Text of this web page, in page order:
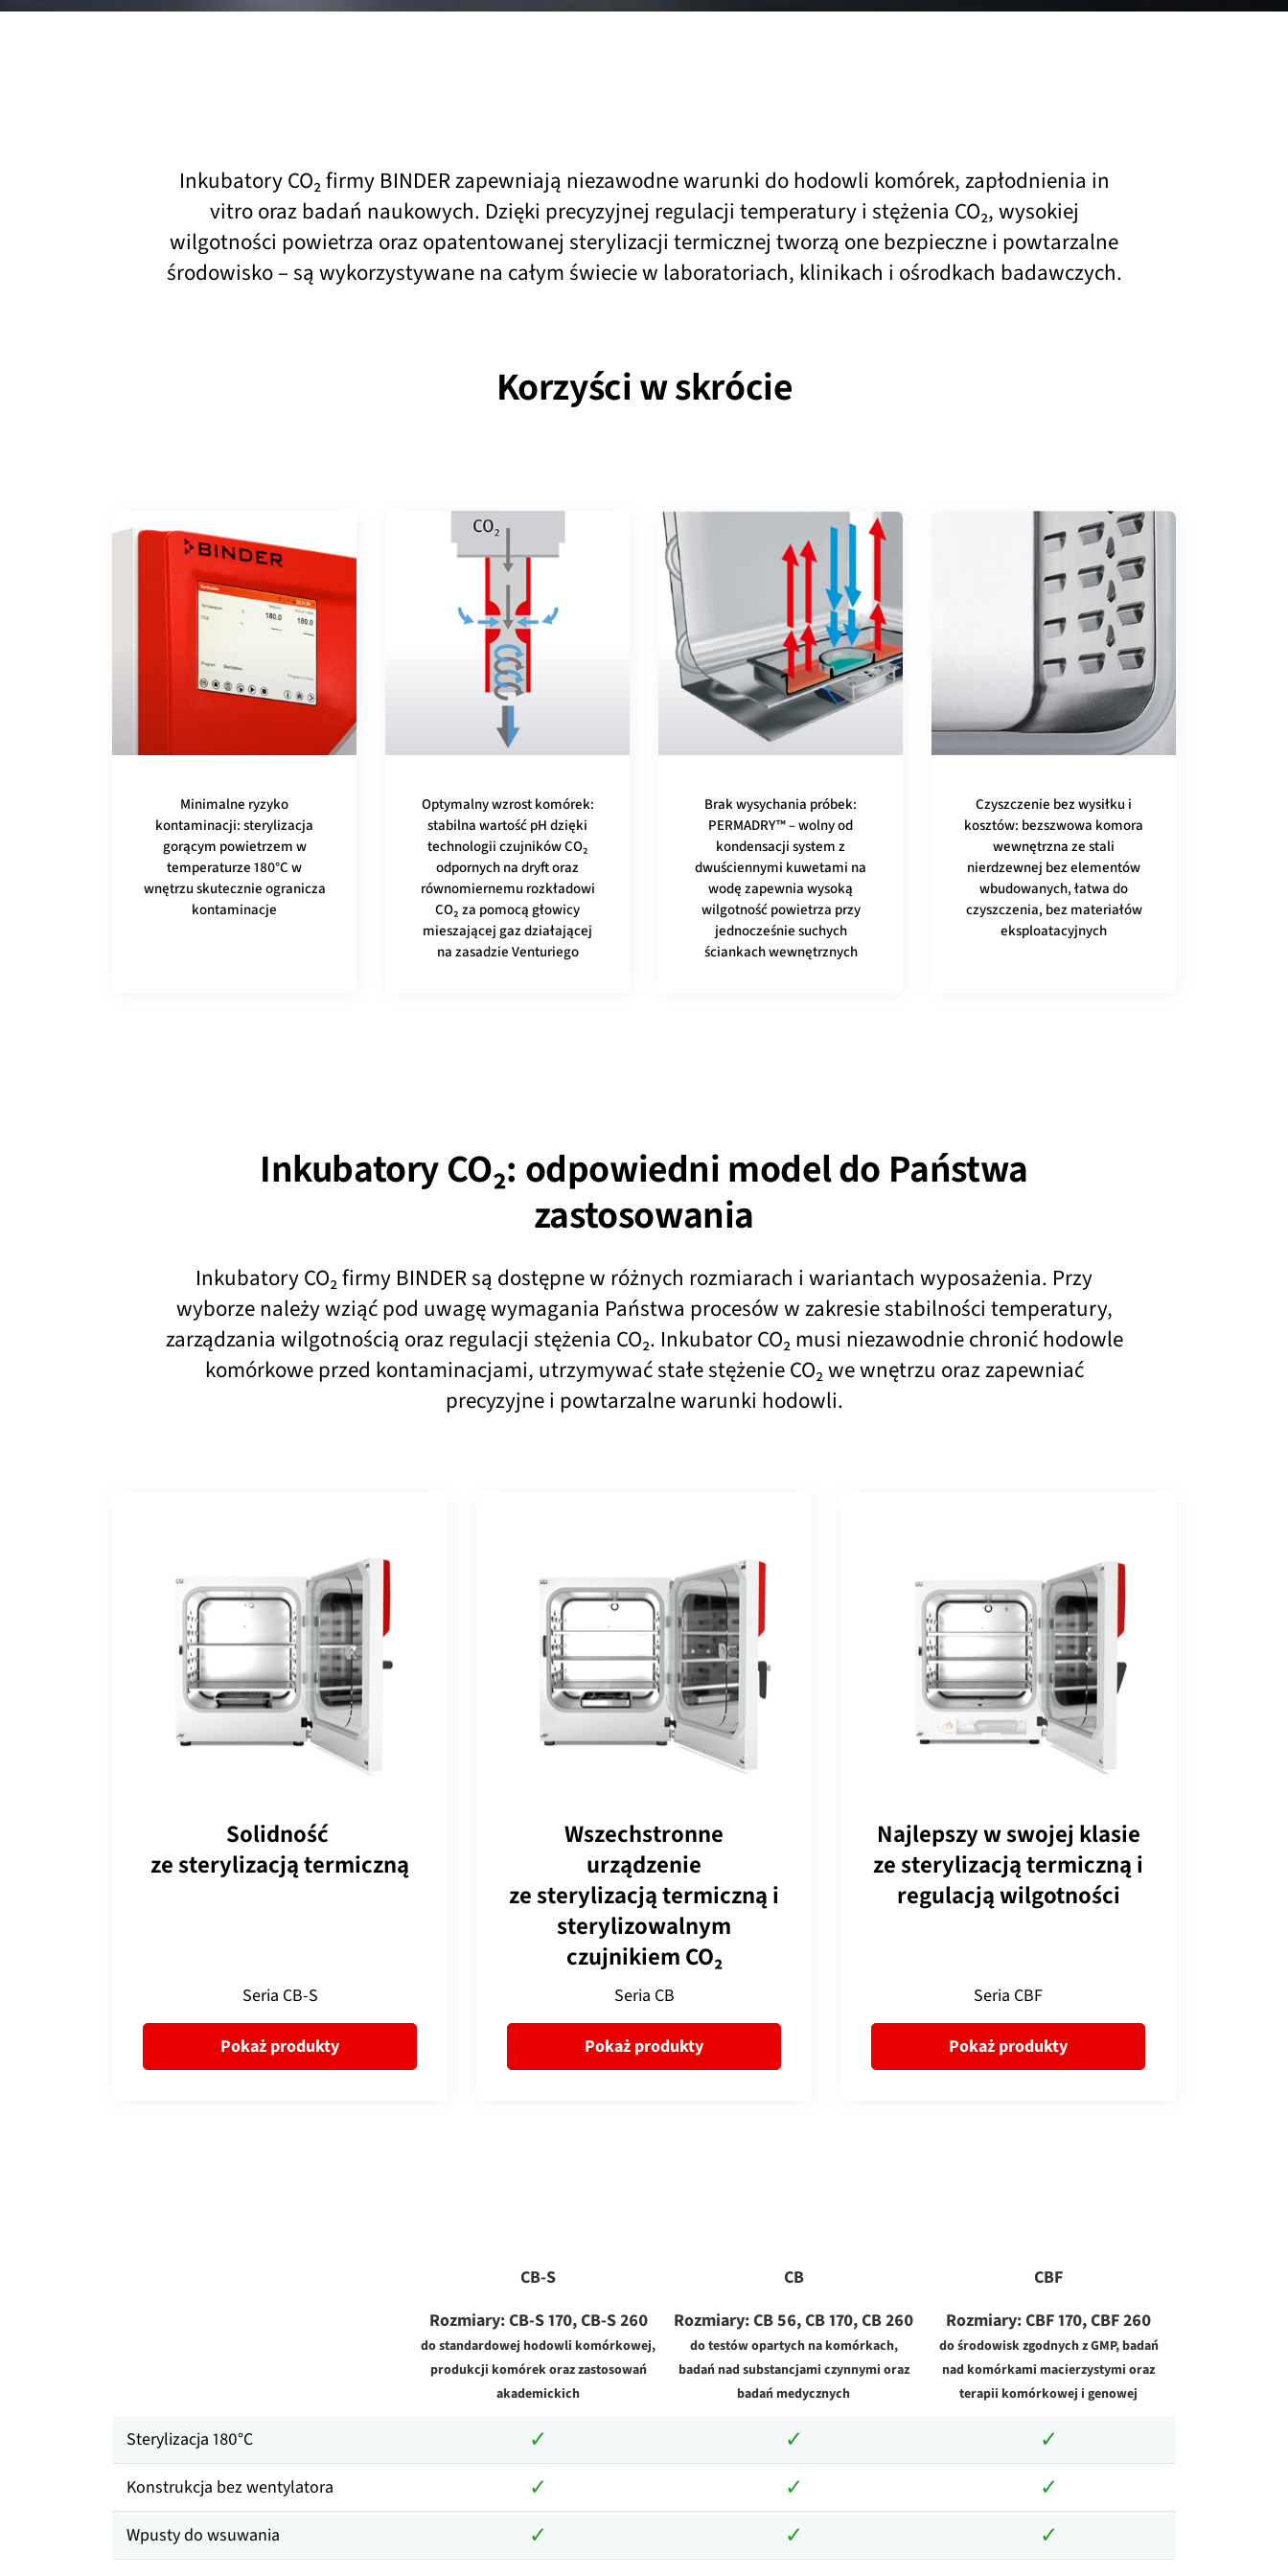
Inkubatory CO₂ firmy BINDER zapewniają niezawodne warunki do hodowli komórek, zapłodnienia in
vitro oraz badań naukowych. Dzięki precyzyjnej regulacji temperatury i stężenia CO₂, wysokiej
wilgotności powietrza oraz opatentowanej sterylizacji termicznej tworzą one bezpieczne i powtarzalne
środowisko – są wykorzystywane na całym świecie w laboratoriach, klinikach i ośrodkach badawczych.
Korzyści w skrócie
Minimalne ryzyko
kontaminacji: sterylizacja
gorącym powietrzem w
temperaturze 180°C w
wnętrzu skutecznie ogranicza
kontaminacje
Optymalny wzrost komórek:
stabilna wartość pH dzięki
technologii czujników CO₂
odpornych na dryft oraz
równomiernemu rozkładowi
CO₂ za pomocą głowicy
mieszającej gaz działającej
na zasadzie Venturiego
Brak wysychania próbek:
PERMADRY™ – wolny od
kondensacji system z
dwuściennymi kuwetami na
wodę zapewnia wysoką
wilgotność powietrza przy
jednocześnie suchych
ściankach wewnętrznych
Czyszczenie bez wysiłku i
kosztów: bezszwowa komora
wewnętrzna ze stali
nierdzewnej bez elementów
wbudowanych, łatwa do
czyszczenia, bez materiałów
eksploatacyjnych
Inkubatory CO₂: odpowiedni model do Państwa
zastosowania
Inkubatory CO₂ firmy BINDER są dostępne w różnych rozmiarach i wariantach wyposażenia. Przy
wyborze należy wziąć pod uwagę wymagania Państwa procesów w zakresie stabilności temperatury,
zarządzania wilgotnością oraz regulacji stężenia CO₂. Inkubator CO₂ musi niezawodnie chronić hodowle
komórkowe przed kontaminacjami, utrzymywać stałe stężenie CO₂ we wnętrzu oraz zapewniać
precyzyjne i powtarzalne warunki hodowli.
Solidność
ze sterylizacją termiczną
Seria CB-S
Pokaż produkty
Wszechstronne
urządzenie
ze sterylizacją termiczną i
sterylizowalnym
czujnikiem CO₂
Seria CB
Pokaż produkty
Najlepszy w swojej klasie
ze sterylizacją termiczną i
regulacją wilgotności
Seria CBF
Pokaż produkty
CB-S CB
CBF
Rozmiary: CB-S 170, CB-S 260
do standardowej hodowli komórkowej,
produkcji komórek oraz zastosowań
akademickich
Rozmiary: CB 56, CB 170, CB 260
do testów opartych na komórkach,
badań nad substancjami czynnymi oraz
badań medycznych
Rozmiary: CBF 170, CBF 260
do środowisk zgodnych z GMP, badań
nad komórkami macierzystymi oraz
terapii komórkowej i genowej
Sterylizacja 180°C
Konstrukcja bez wentylatora
Wpusty do wsuwania